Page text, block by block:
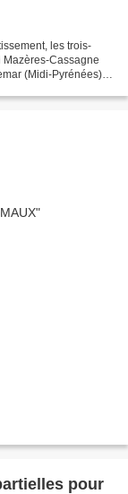
les trois-
Mazères-Cassagne
(Midi-Pyrénées).
pour